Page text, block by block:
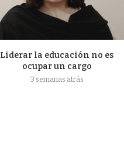
Liderar la educación no es
ocupar un cargo
3 semanas atrás